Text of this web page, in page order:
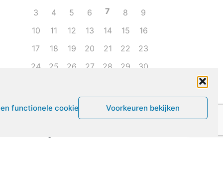
functionele cookies Voorkeuren bekijken
3
4 5 6 7 8
9
10
11 12 13 14 15
16
17
18 19 20 21 22
23
24
25 26 27 28 29
30
Leven met ME/CVS en POTS